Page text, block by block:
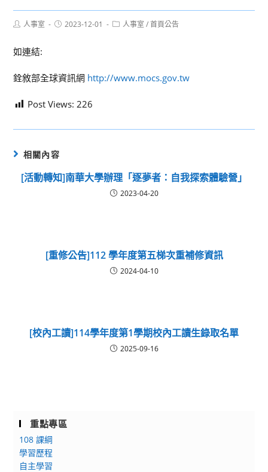
Post人事室
Post2023-12-01
Post人事室 / 首頁公告
如連結:
銓敘部全球資訊網 http://www.mocs.gov.tw
Post Views: 226
相關內容
[活動轉知]南華大學辦理「逐夢者：自我探索體驗營」
2023-04-20
[重修公告]112 學年度第五梯次重補修資訊
2024-04-10
[校內工讀]114學年度第1學期校內工讀生錄取名單
2025-09-16
重點專區
108 課綱
學習歷程
自主學習